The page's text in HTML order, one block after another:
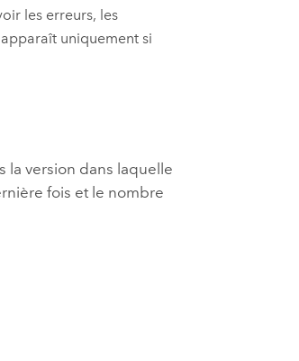
les erreurs, les
uniquement si
la version dans laquelle
fois et le nombre